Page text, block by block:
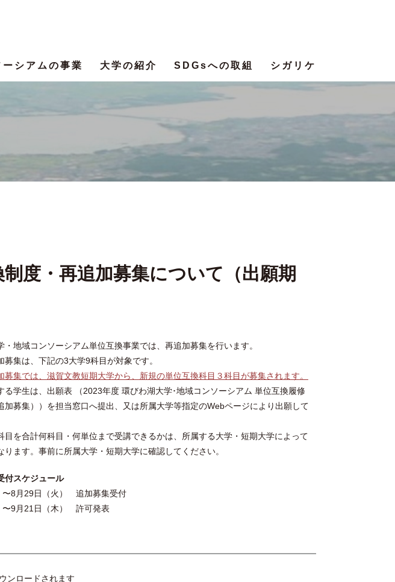
ーシアムの事業 大学の紹介 SDGsへの取組 シガリケ
度・再追加募集について（出願期
地域コンソーシアム単位互換事業では、再追加募集を行います。
集は、下記の3大学9科目が対象です。
募集では、滋賀文教短期大学から、新規の単位互換科目３科目が募集されます。
学生は、出願表 （2023年度 環びわ湖大学･地域コンソーシアム 単位互換履修
加募集））を担当窓口へ提出、又は所属大学等指定のWebページにより出願して
を合計何科目・何単位まで受講できるかは、所属する大学・短期大学によって
ります。事前に所属大学・短期大学に確認してください。
付スケジュール
〜8月29日（火） 追加募集受付
〜9月21日（木） 許可発表
ンロードされます